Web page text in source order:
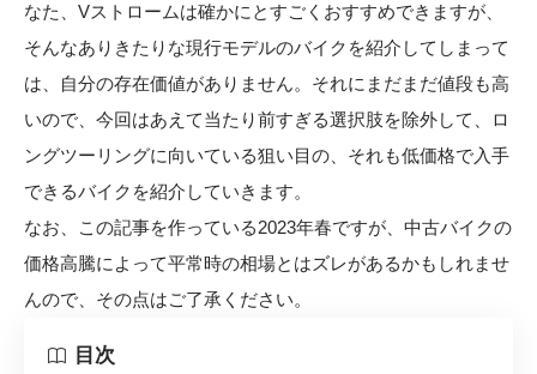
なた、Vストロームは確かにとすごくおすすめできますが、
そんなありきたりな現行モデルのバイクを紹介してしまって
は、自分の存在価値がありません。それにまだまだ値段も高
いので、今回はあえて当たり前すぎる選択肢を除外して、ロ
ングツーリングに向いている狙い目の、それも低価格で入手
できるバイクを紹介していきます。
なお、この記事を作っている2023年春ですが、中古バイクの
価格高騰によって平常時の相場とはズレがあるかもしれませ
んので、その点はご了承ください。
目次